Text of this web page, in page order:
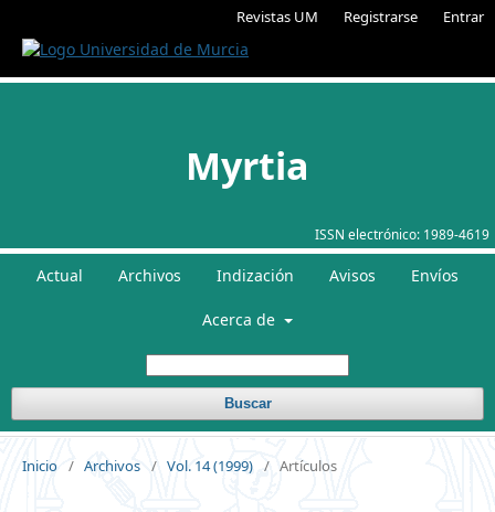
Revistas UM Registrarse Entrar
ISSN electrónico: 1989-4619
Myrtia
Actual Archivos Indización Avisos Envíos
Acerca de
Buscar
Inicio / Archivos / Vol. 14 (1999) / Artículos